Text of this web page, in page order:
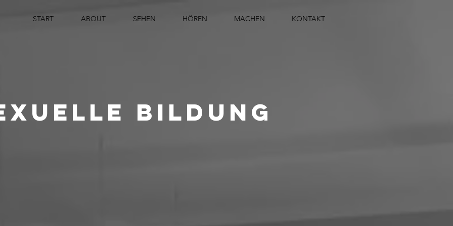
START ABOUT SEHEN HÖREN MACHEN KONTAKT
Bildung